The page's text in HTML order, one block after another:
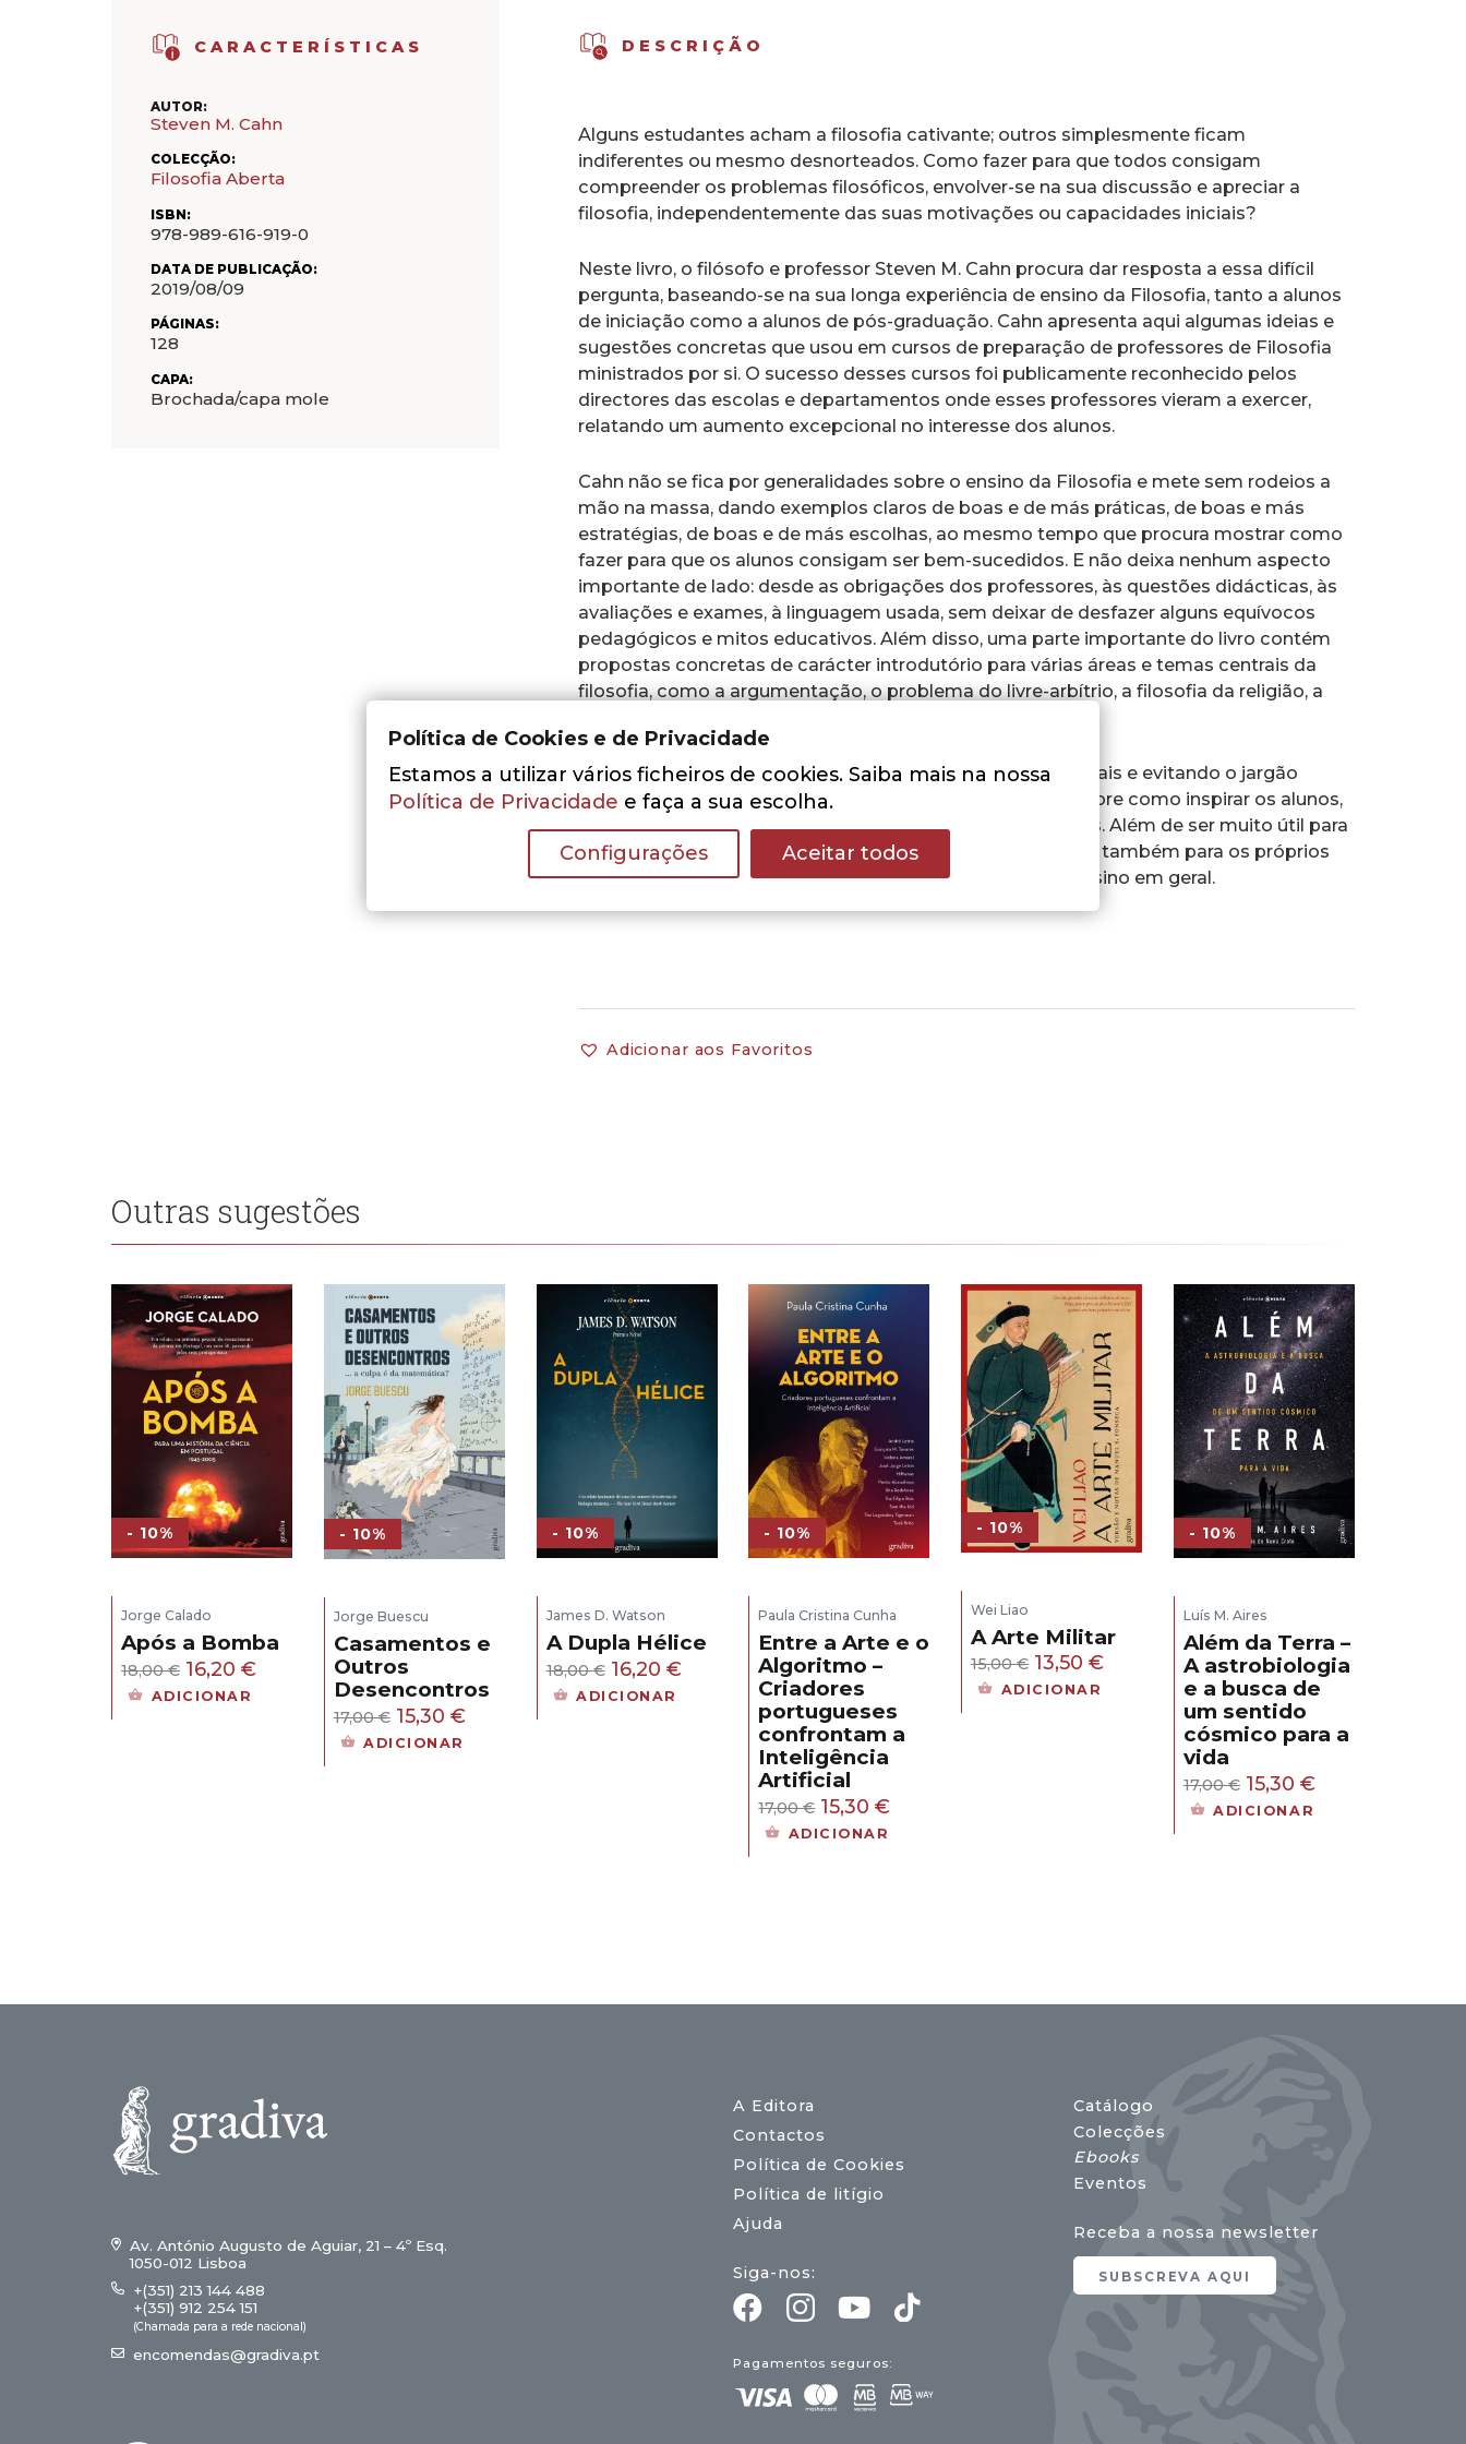
CARACTERÍSTICAS
AUTOR:
Steven M. Cahn
COLECÇÃO:
Filosofia Aberta
ISBN:
978-989-616-919-0
DATA DE PUBLICAÇÃO:
2019/08/09
PÁGINAS:
128
CAPA:
Brochada/capa mole
DESCRIÇÃO
Alguns estudantes acham a filosofia cativante; outros simplesmente ficam
indiferentes ou mesmo desnorteados. Como fazer para que todos consigam
compreender os problemas filosóficos, envolver-se na sua discussão e apreciar a
filosofia, independentemente das suas motivações ou capacidades iniciais?
Neste livro, o filósofo e professor Steven M. Cahn procura dar resposta a essa difícil
pergunta, baseando-se na sua longa experiência de ensino da Filosofia, tanto a alunos
de iniciação como a alunos de pós-graduação. Cahn apresenta aqui algumas ideias e
sugestões concretas que usou em cursos de preparação de professores de Filosofia
ministrados por si. O sucesso desses cursos foi publicamente reconhecido pelos
directores das escolas e departamentos onde esses professores vieram a exercer,
relatando um aumento excepcional no interesse dos alunos.
Cahn não se fica por generalidades sobre o ensino da Filosofia e mete sem rodeios a
mão na massa, dando exemplos claros de boas e de más práticas, de boas e más
estratégias, de boas e de más escolhas, ao mesmo tempo que procura mostrar como
fazer para que os alunos consigam ser bem-sucedidos. E não deixa nenhum aspecto
importante de lado: desde as obrigações dos professores, às questões didácticas, às
avaliações e exames, à linguagem usada, sem deixar de desfazer alguns equívocos
pedagógicos e mitos educativos. Além disso, uma parte importante do livro contém
propostas concretas de carácter introdutório para várias áreas e temas centrais da
filosofia, como a argumentação, o problema do livre-arbítrio, a filosofia da religião, a
A escrita de Cahn é lúcida e acessível, usando exemplos reais e evitando o jargão
educacional. Em suma, este livro não é apenas um guia sobre como inspirar os alunos,
mas também uma inspiração para os próprios professores. Além de ser muito útil para
professores de diferentes níveis de ensino da Filosofia, é-o também para os próprios
alunos e até para quem se interessa pelas questões do ensino em geral.
Adicionar aos Favoritos
Outras sugestões
- 10%
Jorge Calado
Após a Bomba
18,00€ O
preço
16,20 €
ADICIONAR
- 10%
Jorge Buescu
Casamentos e
Outros
Desencontros
17,00€ O
preço
15,30 €O
ADICIONAR
- 10%
James D. Watson
A Dupla Hélice
18,00€ O
preço
16,20 €O
ADICIONAR
- 10%
Paula Cristina Cunha
Entre a Arte e o
Algoritmo –
Criadores
portugueses
confrontam a
Inteligência
Artificial
17,00€ O
preço
15,30€
ADICIONAR
- 10%
Wei Liao
A Arte Militar
15,00€ O
preço
13,50€
ADICIONAR
- 10%
Luís M. Aires
Além da Terra –
A astrobiologia
e a busca de
um sentido
cósmico para a
vida
17,00€ O
preço
15,30 €O
ADICIONAR
Av. António Augusto de Aguiar, 21 – 4º Esq.
1050-012 Lisboa
+(351) 213 144 488
+(351) 912 254 151
(Chamada para a rede nacional)
encomendas@gradiva.pt
A Editora
Contactos
Política de Cookies
Política de litígio
Ajuda
Siga-nos:
Pagamentos seguros:
Catálogo
Colecções
Ebooks
Eventos
Receba a nossa newsletter
SUBSCREVA AQUI
Política de Cookies e de Privacidade
Estamos a utilizar vários ficheiros de cookies. Saiba mais na nossa
Política de Privacidade e faça a sua escolha.
Configurações Aceitar todos